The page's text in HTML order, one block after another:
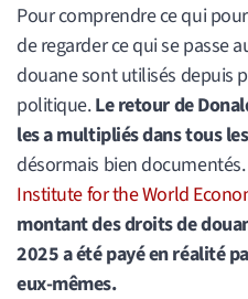
Pour comprendre ce qui
de regarder ce qui se passe
douane sont utilisés depuis
politique.Le retour de
les a multipliés dans tous
désormais bien
Institute for the World
montant des droits de
2025 a été payé en réalité
eux-mêmes.